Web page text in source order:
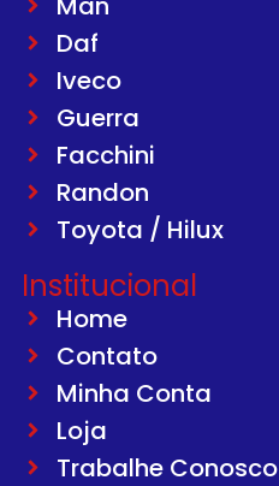
Daf
Iveco
Guerra
Facchini
Randon
Toyota / Hilux
Institucional
Home
Contato
Minha Conta
Loja
Trabalhe Conosco